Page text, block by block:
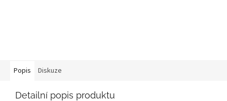
Popis Diskuze
Detailní popis produktu